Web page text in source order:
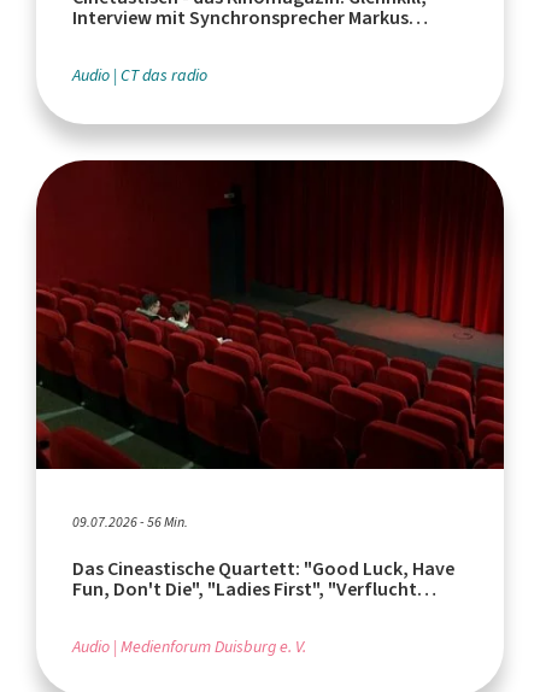
Interview mit Synchronsprecher Markus
Audio CT das radio
09.07.2026 - 56 Min.
Das Cineastische Quartett: "Good Luck, Have
Fun, Don't Die", "Ladies First", "Verflucht
Audio Medienforum Duisburg e. V.